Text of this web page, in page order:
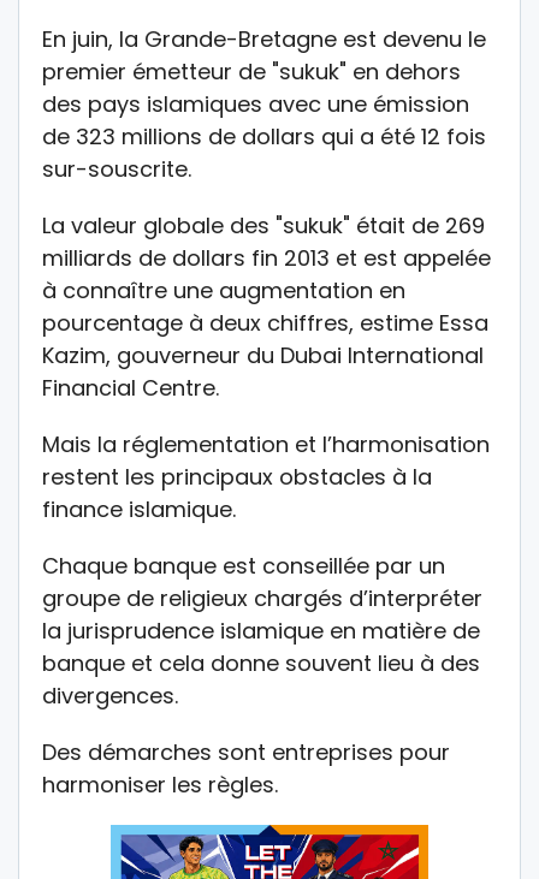
En juin, la Grande-Bretagne est devenu le
premier émetteur de "sukuk" en dehors
des pays islamiques avec une émission
de 323 millions de dollars qui a été 12 fois
sur-souscrite.
La valeur globale des "sukuk" était de 269
milliards de dollars fin 2013 et est appelée
à connaître une augmentation en
pourcentage à deux chiffres, estime Essa
Kazim, gouverneur du Dubai International
Financial Centre.
Mais la réglementation et l’harmonisation
restent les principaux obstacles à la
finance islamique.
Chaque banque est conseillée par un
groupe de religieux chargés d’interpréter
la jurisprudence islamique en matière de
banque et cela donne souvent lieu à des
divergences.
Des démarches sont entreprises pour
harmoniser les règles.